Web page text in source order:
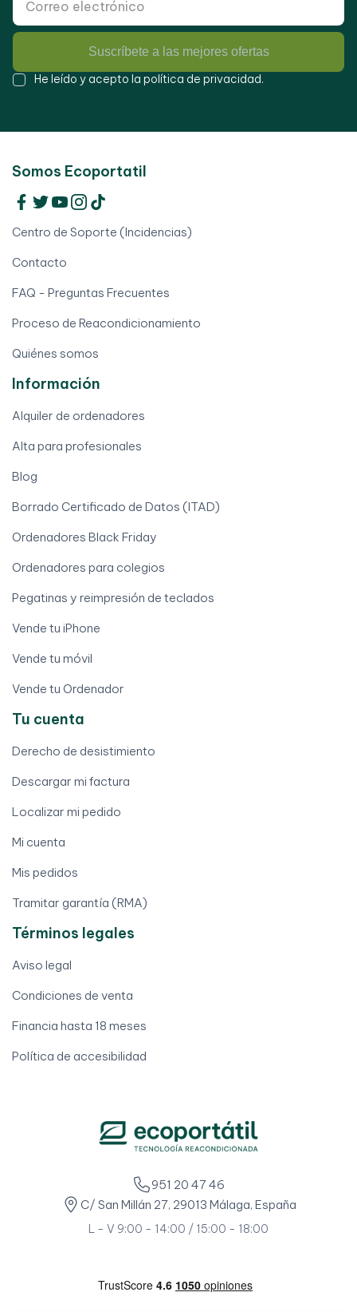
Suscríbete a las mejores ofertas
He leído y acepto la política de privacidad.
Somos Ecoportatil
Centro de Soporte (Incidencias)
Contacto
FAQ - Preguntas Frecuentes
Proceso de Reacondicionamiento
Quiénes somos
Información
Alquiler de ordenadores
Alta para profesionales
Blog
Borrado Certificado de Datos (ITAD)
Ordenadores Black Friday
Ordenadores para colegios
Pegatinas y reimpresión de teclados
Vende tu iPhone
Vende tu móvil
Vende tu Ordenador
Tu cuenta
Derecho de desistimiento
Descargar mi factura
Localizar mi pedido
Mi cuenta
Mis pedidos
Tramitar garantía (RMA)
Términos legales
Aviso legal
Condiciones de venta
Financia hasta 18 meses
Política de accesibilidad
951 20 47 46
C/ San Millán 27, 29013 Málaga, España
L - V 9:00 - 14:00 / 15:00 - 18:00